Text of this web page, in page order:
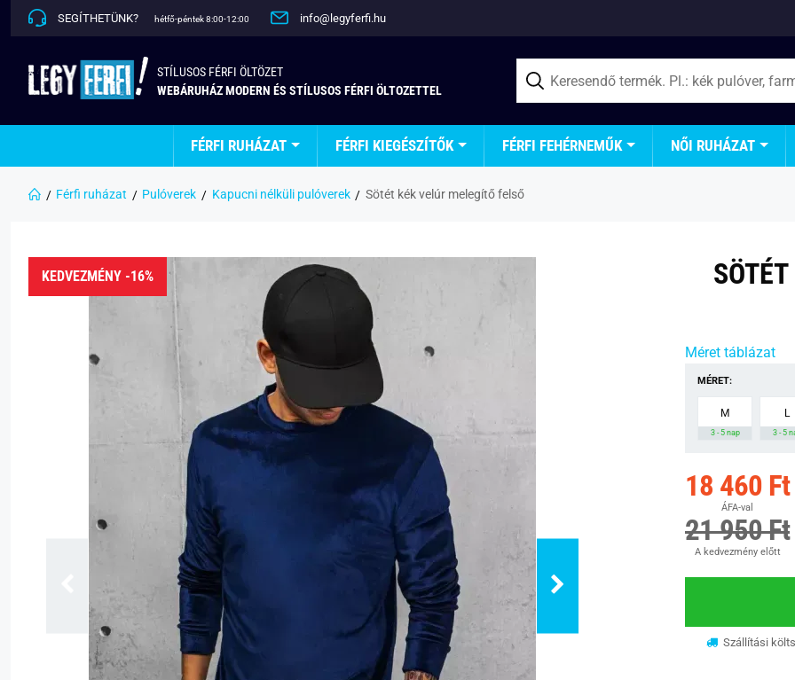
SEGÍTHETÜNK? hétfő-péntek 8:00-12:00 info@legyferfi.hu
STÍLUSOS FÉRFI ÖLTÖZET
WEBÁRUHÁZ MODERN ÉS STÍLUSOS FÉRFI ÖLTOZETTEL
FÉRFI RUHÁZAT FÉRFI KIEGÉSZÍTŐK FÉRFI FEHÉRNEMŰK NŐI RUHÁZAT
Férfi ruházat Pulóverek Kapucni nélküli pulóverek Sötét kék velúr melegítő felső
KEDVEZMÉNY -16%
Méret táblázat
MÉRET:
M
3 - 5 nap
L
3 - 5
18 460 Ft
ÁFA-val
21 950 Ft
A kedvezmény előtt
Szállítási